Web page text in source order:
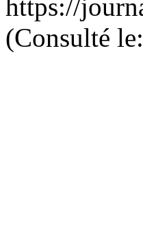
https://
(Consulté